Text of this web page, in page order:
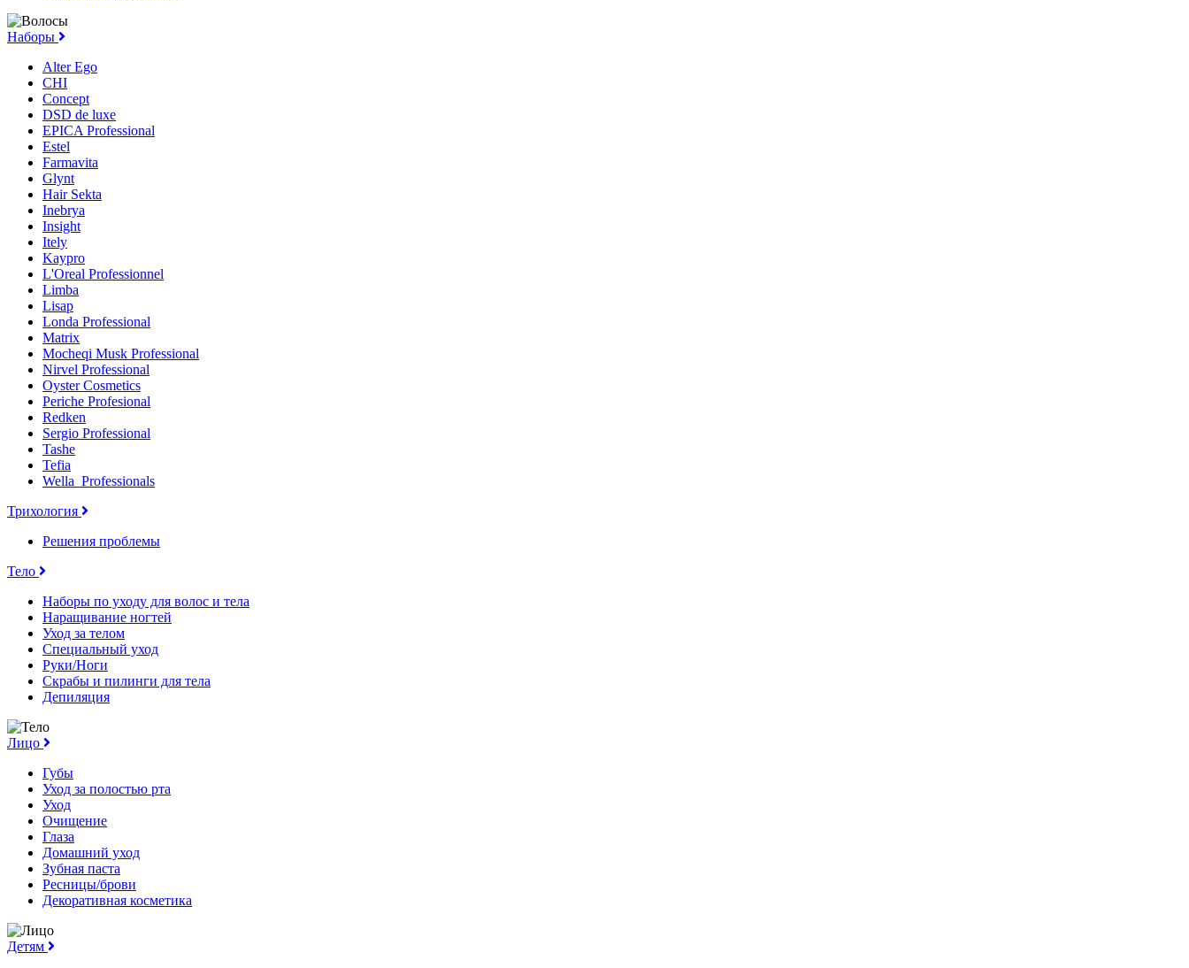
Наборы
Alter Ego
CHI
Concept
DSD de luxe
EPICA Professional
Estel
Farmavita
Glynt
Hair Sekta
Inebrya
Insight
Itely
Kaypro
L'Oreal Professionnel
Limba
Lisap
Londa Professional
Matrix
Mocheqi Musk Professional
Nirvel Professional
Oyster Cosmetics
Periche Profesional
Redken
Sergio Professional
Tashe
Tefia
Wella_Professionals
Трихология
Решения проблемы
Тело
Наборы по уходу для волос и тела
Наращивание ногтей
Уход за телом
Специальный уход
Руки/Ноги
Скрабы и пилинги для тела
Депиляция
Лицо
Губы
Уход за полостью рта
Уход
Очищение
Глаза
Домашний уход
Зубная паста
Ресницы/брови
Декоративная косметика
Детям